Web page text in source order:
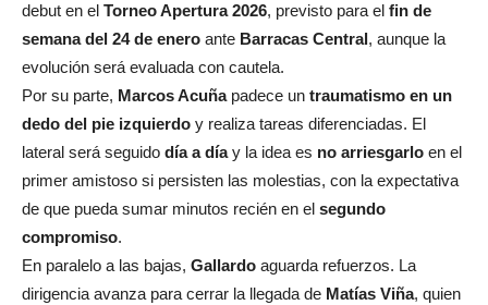
debut en el Torneo Apertura 2026, previsto para el fin de
semana del 24 de enero ante Barracas Central, aunque la
evolución será evaluada con cautela.
Por su parte, Marcos Acuñapadece un traumatismo en un
dedo del pie izquierdo y realiza tareas diferenciadas. El
lateral será seguido día a díay la idea es no arriesgarlo en el
primer amistoso si persisten las molestias, con la expectativa
de que pueda sumar minutos recién en el segundo
compromiso.
En paralelo a las bajas, Gallardo aguarda refuerzos. La
dirigencia avanza para cerrar la llegada de Matías Viña, quien